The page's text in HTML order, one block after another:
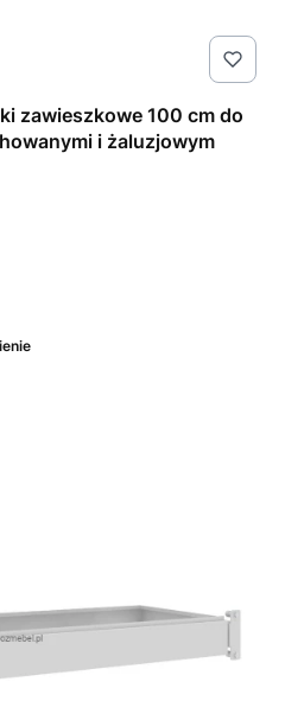
zawieszkowe 100 cm do
i żaluzjowym